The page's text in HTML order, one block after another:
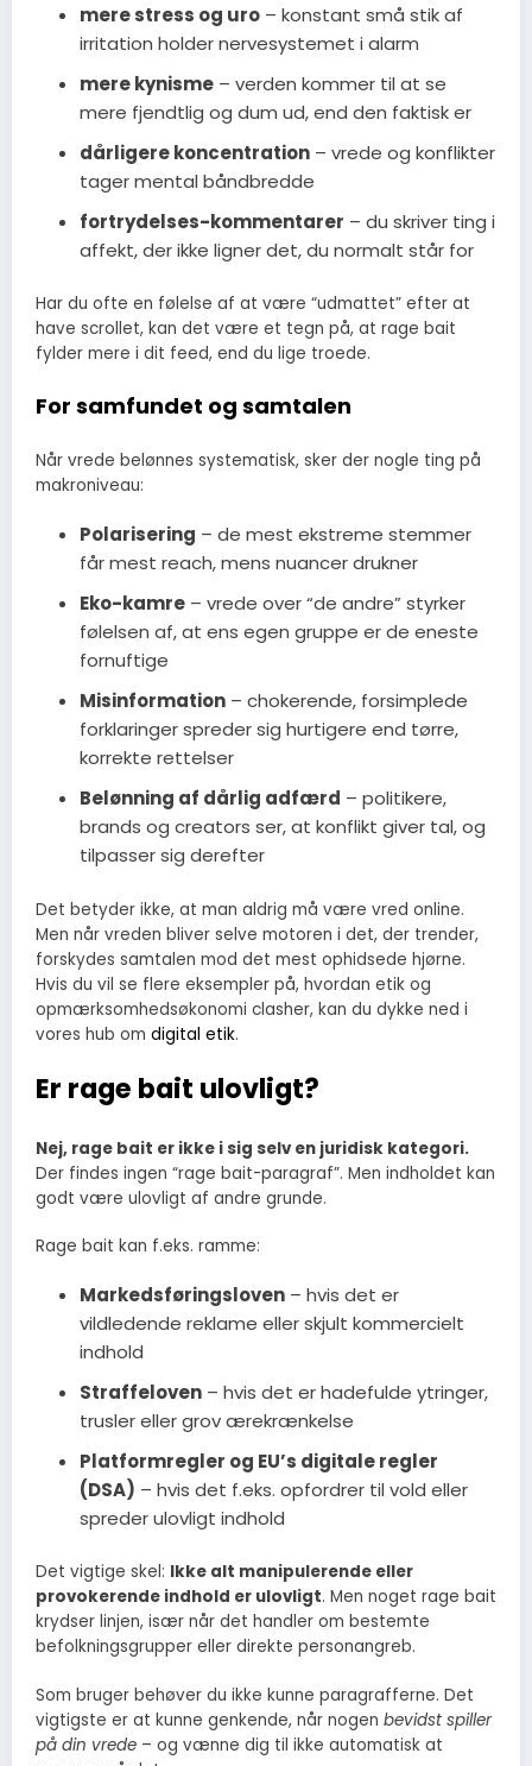
mere stress og uro– konstant små stik af
irritation holder nervesystemet i alarm
mere kynisme– verden kommer til at se
mere fjendtlig og dum ud, end den faktisk er
dårligere koncentration– vrede og konflikter
tager mental båndbredde
fortrydelses-kommentarer – du skriver ting i
affekt, der ikke ligner det, du normalt står for
Har du ofte en følelse af at være “udmattet” efter at
have scrollet, kan det være et tegn på, at rage bait
fylder mere i dit feed, end du lige troede.
For samfundet og samtalen
Når vrede belønnes systematisk, sker der nogle ting på
makroniveau:
Polarisering – de mest ekstreme stemmer
får mest reach, mens nuancer drukner
Eko-kamre– vrede over “de andre” styrker
følelsen af, at ens egen gruppe er de eneste
fornuftige
Misinformation– chokerende, forsimplede
forklaringer spreder sig hurtigere end tørre,
korrekte rettelser
Belønning af dårlig adfærd – politikere,
brands og creators ser, at konflikt giver tal, og
tilpasser sig derefter
Det betyder ikke, at man aldrig må være vred online.
Men når vreden bliver selve motoren i det, der trender,
forskydes samtalen mod det mest ophidsede hjørne.
Hvis du vil se flere eksempler på, hvordan etik og
opmærksomhedsøkonomi clasher, kan du dykke ned i
vores hub om digital etik.
Er rage bait ulovligt?
Nej, rage bait er ikke i sig selv en juridisk kategori.
Der findes ingen “rage bait-paragraf”. Men indholdet kan
godt være ulovligt af andre grunde.
Rage bait kan f.eks. ramme:
Markedsføringsloven– hvis det er
vildledende reklame eller skjult kommercielt
indhold
Straffeloven– hvis det er hadefulde ytringer,
trusler eller grov ærekrænkelse
Platformregler og EU’s digitale regler
(DSA) – hvis det f.eks. opfordrer til vold eller
spreder ulovligt indhold
Det vigtige skel: Ikke alt manipulerende eller
provokerende indhold er ulovligt. Men noget rage bait
krydser linjen, især når det handler om bestemte
befolkningsgrupper eller direkte personangreb.
Som bruger behøver du ikke kunne paragrafferne. Det
vigtigste er at kunne genkende, når nogen bevidst spiller
på din vrede – og vænne dig til ikke automatisk at